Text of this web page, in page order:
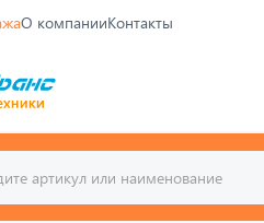
О компанииКонтакты